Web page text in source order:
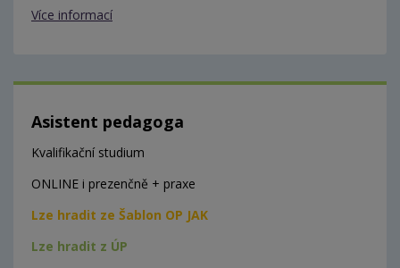
Více informací
Asistent pedagoga
Kvalifikační studium
ONLINE i prezenčně + praxe
Lze hradit ze Šablon OP JAK
Lze hradit z ÚP